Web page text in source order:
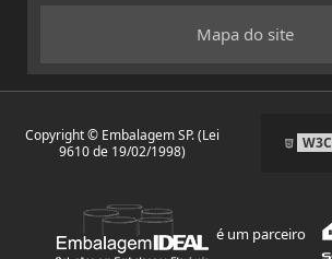
Mapa do site
Copyright © Embalagem SP. (Lei
9610 de 19/02/1998)
W3C
é um parceiro